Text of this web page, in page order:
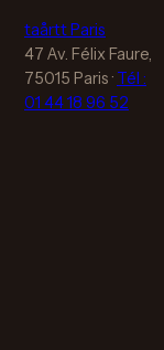
taårtt Paris
47 Av. Félix Faure,
75015 Paris · Tél :
01 44 18 96 52